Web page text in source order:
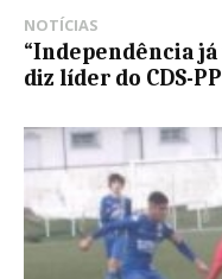
NOTÍCIAS
“Independência já
diz líder do CDS-